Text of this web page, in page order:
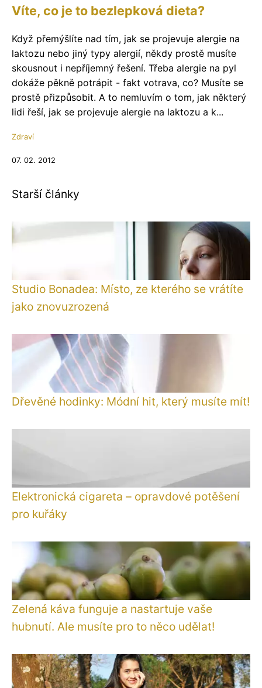
Víte, co je to bezlepková dieta?
Když přemýšlíte nad tím, jak se projevuje alergie na
laktozu nebo jiný typy alergií, někdy prostě musíte
skousnout i nepříjemný řešení. Třeba alergie na pyl
dokáže pěkně potrápit - fakt votrava, co? Musíte se
prostě přizpůsobit. A to nemluvím o tom, jak některý
lidi řeší, jak se projevuje alergie na laktozu a k...
Zdraví
07. 02. 2012
Starší články
Studio Bonadea: Místo, ze kterého se vrátíte
jako znovuzrozená
Dřevěné hodinky: Módní hit, který musíte mít!
Elektronická cigareta – opravdové potěšení
pro kuřáky
Zelená káva funguje a nastartuje vaše
hubnutí. Ale musíte pro to něco udělat!